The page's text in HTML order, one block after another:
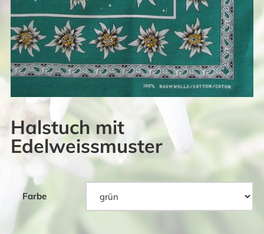
Halstuch mit
Edelweissmuster
Farbe